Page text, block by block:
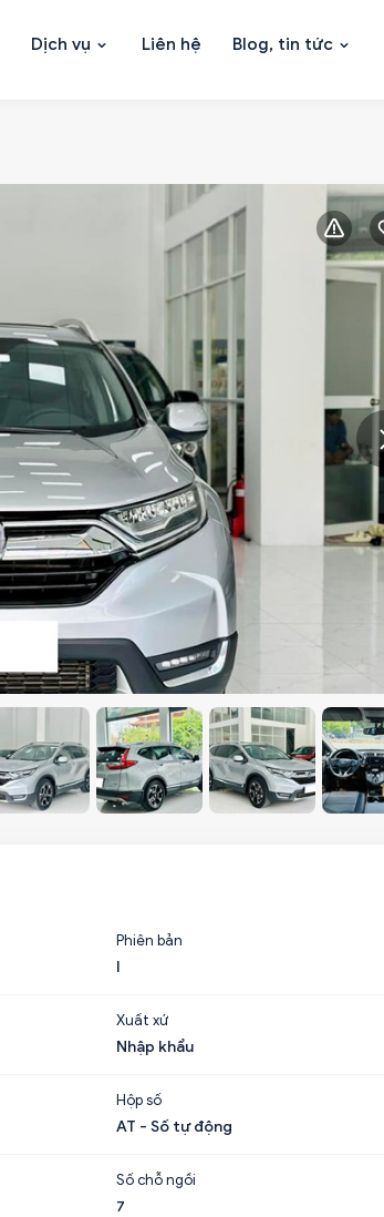
Dịch vụ Liên hệ Blog, tin tức
Phiên bản
l
Xuất xứ
Nhập khẩu
Hộp số
AT - Số tự động
Số chỗ ngồi
7